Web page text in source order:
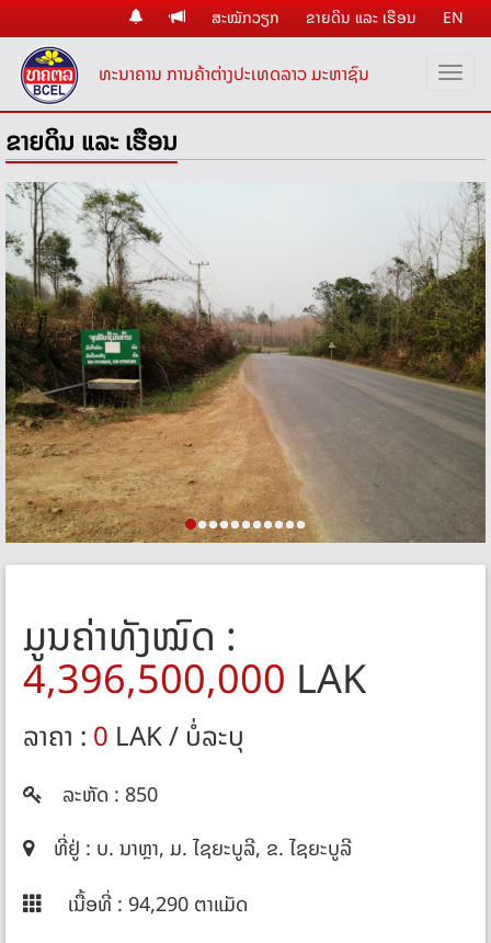
ສະໝັກວຽກ ຂາຍດິນ ແລະ ເຮືອນ EN
ທະນາຄານ ການຄ້າຕ່າງປະເທດລາວ ມະຫາຊົນ
ຂາຍດິນ ແລະ ເຮືອນ
Previous
ມູນຄ່າທັງໝົດ :
4,396,500,000 LAK
ລາຄາ : 0 LAK / ບໍ່ລະບຸ
ລະຫັດ : 850
ທີ່ຢູ່ : ບ. ນາຫຼາ, ມ. ໄຊ​ຍະ​ບູ​ລີ, ຂ. ໄຊຍະບູລີ
ເນື້ອທີ່ : 94,290 ຕາແມັດ